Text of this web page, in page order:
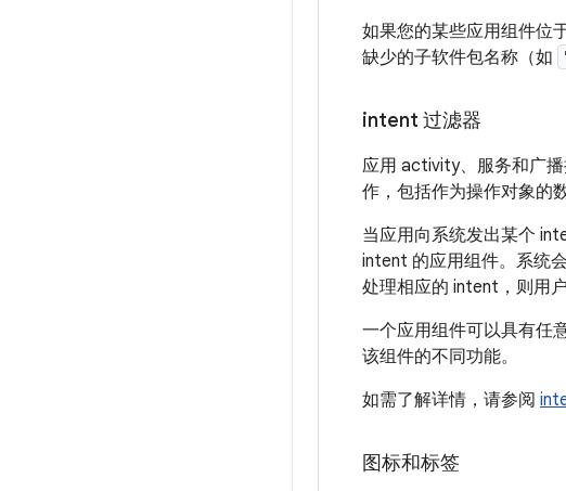
如果您的某些应用组件位
缺少的子软件包名称（如
intent 过滤器
应用 activity、服务和广播
作，包括作为操作对象的
当应用向系统发出某个
intent 的应用组件。 系统
处理相应的 intent，则用
一个应用组件可以具有任
该组件的不同功能。
如需了解详情，请参阅
图标和标签